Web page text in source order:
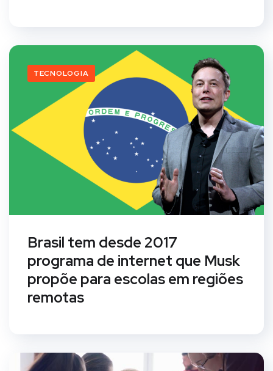
TECNOLOGIA
Brasil tem desde 2017
programa de internet que Musk
propõe para escolas em regiões
remotas